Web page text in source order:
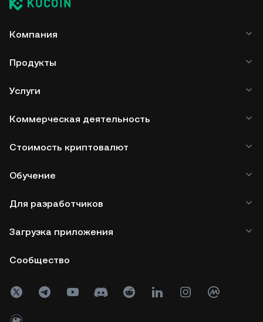
Компания
Продукты
Услуги
Коммерческая деятельность
Стоимость криптовалют
Обучение
Для разработчиков
Загрузка приложения
Сообщество